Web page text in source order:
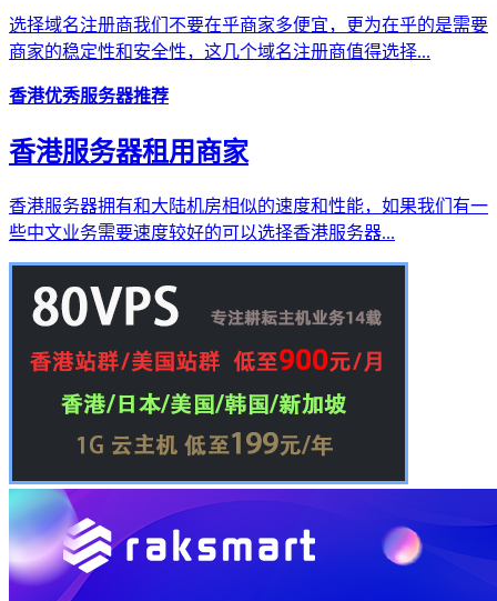
选择域名注册商我们不要在乎商家多便宜，更为在乎的是需要
商家的稳定性和安全性，这几个域名注册商值得选择...
香港优秀服务器推荐
香港服务器租用商家
香港服务器拥有和大陆机房相似的速度和性能，如果我们有一
些中文业务需要速度较好的可以选择香港服务器...